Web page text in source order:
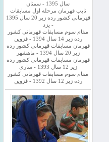
سال 1395 - سمنان
نایب قهرمان مرحله اول مسابقات
قهرمانی کشور رده زیر 20 سال 1395
- یزد
مقام سوم مسابقات قهرمانی کشور
رده زیر 14 سال 1394 - قزوین
قهرمان مسابقات قهرمانی کشور رده
زیر 20 سال 1394 - ماهشهر
قهرمان مسابقات قهرمانی کشور رده
زیر 12 سال 1393 - ساری
مقام سوم مسابقات قهرمانی کشور
رده زیر 12 سال 1392 - قزوین